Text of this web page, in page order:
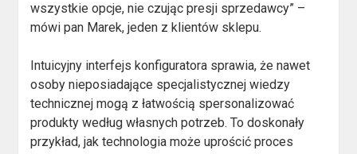
wszystkie opcje, nie czując presji sprzedawcy” –
mówi pan Marek, jeden z klientów sklepu.
Intuicyjny interfejs konfiguratora sprawia, że nawet
osoby nieposiadające specjalistycznej wiedzy
technicznej mogą z łatwością spersonalizować
produkty według własnych potrzeb. To doskonały
przykład, jak technologia może uprościć proces